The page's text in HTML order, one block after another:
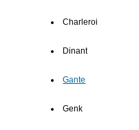
Charleroi
Dinant
Gante
Genk